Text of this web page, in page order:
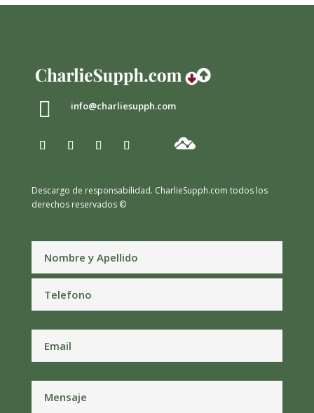
 info@charliesupph.com
Descargo de responsabilidad. CharlieSupph.com todos los
derechos reservados ©